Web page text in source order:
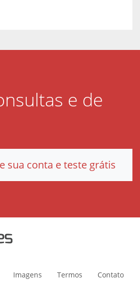
e de
sua conta e teste grátis
Imagens Termos Contato